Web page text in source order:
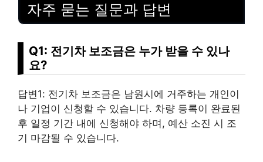
자주 묻는 질문과 답변
Q1: 전기차 보조금은 누가 받을 수 있나
요?
답변1: 전기차 보조금은 남원시에 거주하는 개인이
나 기업이 신청할 수 있습니다. 차량 등록이 완료된
후 일정 기간 내에 신청해야 하며, 예산 소진 시 조
기 마감될 수 있습니다.